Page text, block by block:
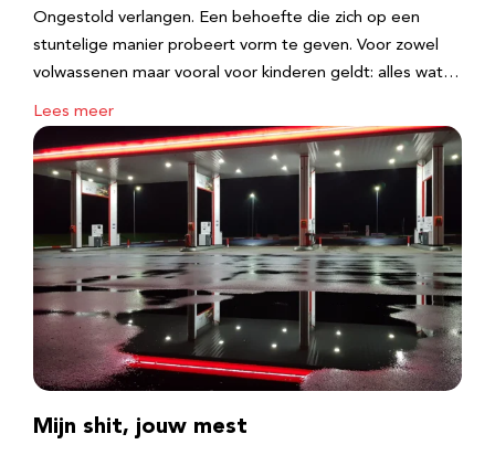
Ongestold verlangen. Een behoefte die zich op een
stuntelige manier probeert vorm te geven. Voor zowel
volwassenen maar vooral voor kinderen geldt: alles wat…
Lees meer
Mijn shit, jouw mest